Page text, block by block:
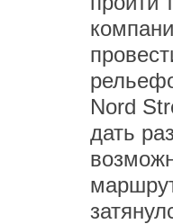
Nord
дать